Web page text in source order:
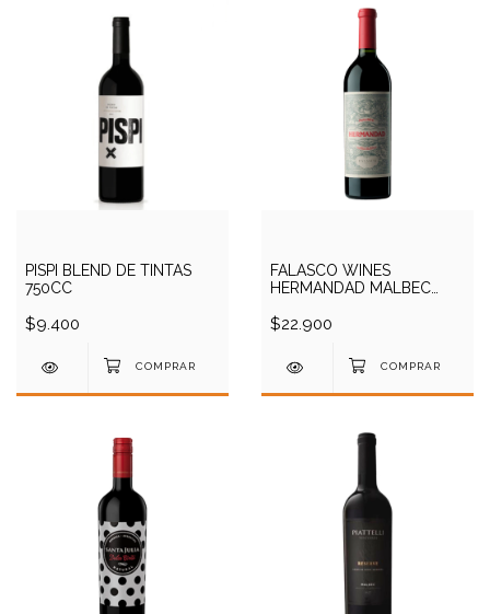
PISPI BLEND DE TINTAS
750CC
$9.400
FALASCO WINES
HERMANDAD MALBEC
$22.900